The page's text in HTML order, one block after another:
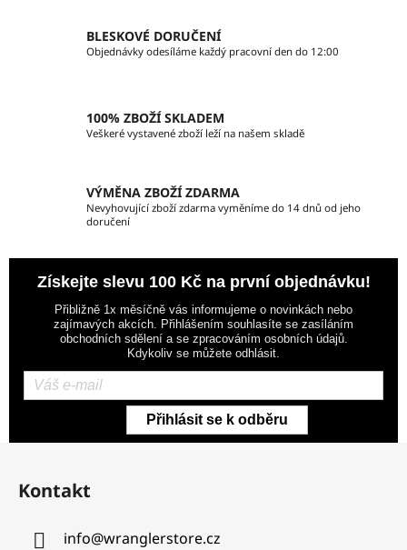
BLESKOVÉ DORUČENÍ
Objednávky odesíláme každý pracovní den do 12:00
100% ZBOŽÍ SKLADEM
Veškeré vystavené zboží leží na našem skladě
VÝMĚNA ZBOŽÍ ZDARMA
Nevyhovující zboží zdarma vyměníme do 14 dnů od jeho
doručení
Získejte slevu 100 Kč na první objednávku!
Přibližně 1x měsíčně vás informujeme o novinkách nebo
zajímavých akcích. Přihlášením souhlasíte se zasíláním
obchodních sdělení a se zpracováním osobních údajů.
Kdykoliv se můžete odhlásit.
Přihlásit se k odběru
Kontakt
info@wranglerstore.cz